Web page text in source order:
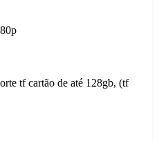
tf cartão de até 128gb, (tf